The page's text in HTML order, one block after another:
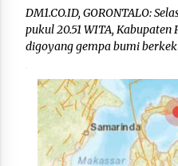
DM1.CO.ID, GORONTALO:
pukul 20.51 WITA,
digoyang gempa bumi